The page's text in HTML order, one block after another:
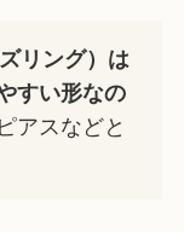
リング）は
すい形なの
アスなどと